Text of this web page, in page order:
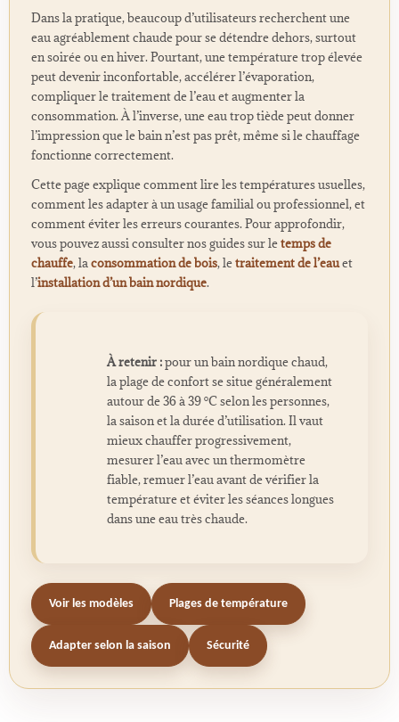
Dans la pratique, beaucoup d’utilisateurs recherchent une
eau agréablement chaude pour se détendre dehors, surtout
en soirée ou en hiver. Pourtant, une température trop élevée
peut devenir inconfortable, accélérer l’évaporation,
compliquer le traitement de l’eau et augmenter la
consommation. À l’inverse, une eau trop tiède peut donner
l’impression que le bain n’est pas prêt, même si le chauffage
fonctionne correctement.
Cette page explique comment lire les températures usuelles,
comment les adapter à un usage familial ou professionnel, et
comment éviter les erreurs courantes. Pour approfondir,
vous pouvez aussi consulter nos guides sur letemps de
chauffe, laconsommation de bois, letraitement de l’eauet
l’installation d’un bain nordique.
À retenir :pour un bain nordique chaud,
la plage de confort se situe généralement
autour de 36 à 39 °C selon les personnes,
la saison et la durée d’utilisation. Il vaut
mieux chauffer progressivement,
mesurer l’eau avec un thermomètre
fiable, remuer l’eau avant de vérifier la
température et éviter les séances longues
dans une eau très chaude.
Voir les modèles Plages de température
Adapter selon la saison Sécurité